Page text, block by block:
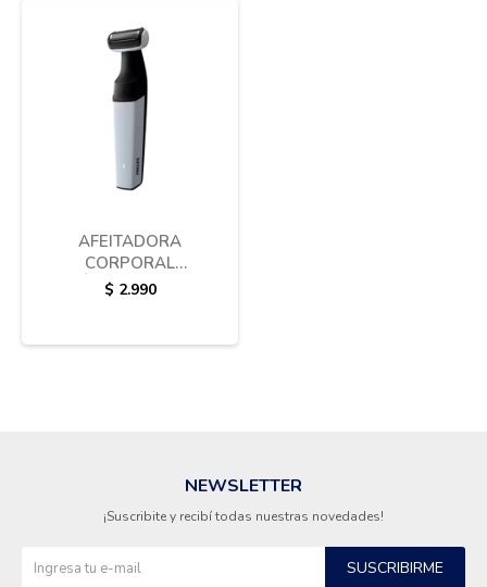
AFEITADORA
CORPORAL
INALÁMBRICA PHILIPS
$ 2.990
NEWSLETTER
¡Suscribite y recibí todas nuestras novedades!
SUSCRIBIRME